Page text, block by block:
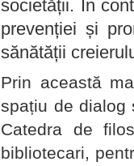
societății. În
prevenției și
sănătății
Prin această
spațiu de dialog
Catedra de
bibliotecari,